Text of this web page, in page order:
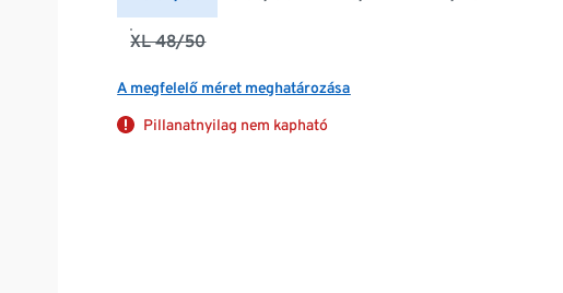
XL 48/50
A megfelelő méret meghatározása
Pillanatnyilag nem kapható